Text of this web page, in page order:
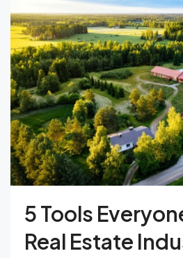
5 Tools
Real Estate